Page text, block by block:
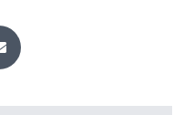
sähköpostitse